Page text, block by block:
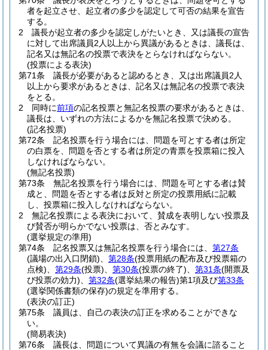
者を起立させ、起立者の多少を認定して可否の結果を宣告
する。
2
議長が起立者の多少を認定しがたいとき、又は議長の宣告
に対して出席議員2人以上から異議があるときは、議長は、
記名又は無記名の投票で表決をとらなければならない。
(投票による表決)
第71条
議長が必要があると認めるとき、又は出席議員2人
以上から要求があるときは、記名又は無記名の投票で表決
をとる。
2
同時に前項の記名投票と無記名投票の要求があるときは、
議長は、いずれの方法によるかを無記名投票で決める。
(記名投票)
第72条
記名投票を行う場合には、問題を可とする者は所定
の白票を、問題を否とする者は所定の青票を投票箱に投入
しなければならない。
(無記名投票)
第73条
無記名投票を行う場合には、問題を可とする者は賛
成と、問題を否とする者は反対と所定の投票用紙に記載
し、投票箱に投入しなければならない。
2
無記名投票による表決において、賛成を表明しない投票及
び賛否が明らかでない投票は、否とみなす。
(選挙規定の準用)
第74条
記名投票又は無記名投票を行う場合には、 第27条
(議場の出入口閉鎖)
第28条(投票用紙の配布及び投票箱の
点検)
第29条(投票) 第30条(投票の終了) 第31条(開票及
び投票の効力)
第32条(選挙結果の報告)第1項及び第33条
(選挙関係書類の保存)の規定を準用する。
(表決の訂正)
第75条
議員は、自己の表決の訂正を求めることができな
い。
(簡易表決)
第76条
議長は、問題について異議の有無を会議に諮ること